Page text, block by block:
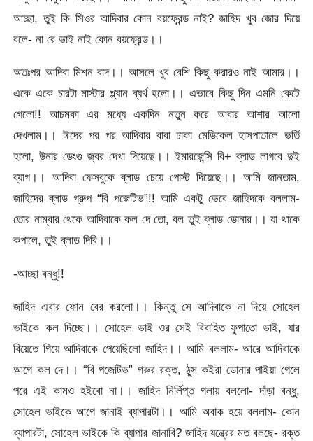
আচ্ছা, তুই কি সিওর আদিবার কোন বয়ফ্রেন্ড নাই? জাহিদ খুব জোর দিয়ে
বলে- না রে ভাই নাই কোন বয়ফ্রেন্ড।।
অতঃপর আদিবা মিশন বাদ।। আসলে খুব বেশি কিছু করারও নাই আমার।।
একে একে চারটা মাস্টার প্ল্যান ব্যর্থ হলো।। এভাবে কিছু দিন এমনি কেটে
গেলো!! আচমকা এর মধ্যে একদিন নতুন করে আবার আশার আলো
দেখলাম।। ঈদের পর পর আদিবার বাবা ঢাকা মেডিকেল হাসপাতালে ভর্তি
হলো, উনার ডেংগু জ্বর দেখা দিয়েছে।। ইমারজেন্সি বি+ ব্লাড লাগবে দুই
ব্যাগ।। আদিবা ফেসবুকে ব্লাড চেয়ে পোস্ট দিয়েছে।। আমি জানতাম,
জাহিদের ব্লাড গ্রুপ “বি পজেটিভ”!! আমি একটু ভেবে জাহিদকে বললাম-
তোর নাম্বার থেকে আদিবাকে কল দে তো, বল তুই ব্লাড ডোনার।। যা থাকে
কপালে, তুই ব্লাড দিবি।।
-আচ্ছা বন্ধু!!
জাহিদ এবার ফোন বের করলো।। কিন্তু সে আদিবাকে না দিয়ে সোহেল
ভাইকে কল দিচ্ছে।। সোহেল ভাই ওর সেই বিবাহিত ফুপাতো ভাই, যার
বিয়েতে গিয়ে আদিবাকে পেয়েছিলো জাহিদ।। আমি বললাম- আরে আদিবাকে
আগে কল দে।। “বি পজেটিভ” গরুর রক্ত, ঠুস কইরা ডোনার পাইয়া গেলে
পরে এই কামও হইবো না।। জাহিদ নির্লিপ্ত গলায় বললো- দাঁড়া বন্ধু,
সোহেল ভাইকে আগে জানাই ব্যাপারটা।। আমি অবাক হয়ে বললাম- কোন
ব্যাপারটা, সোহেল ভাইকে কি ব্যাপার জানাবি? জাহিদ যন্ত্রের মত বলছে- রক্ত